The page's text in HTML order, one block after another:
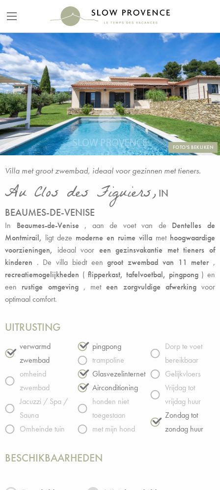
FOTO'S BEKIJKEN
Villa met groot zwembad, ideaal voor gezinnen met tieners.
Au Clos des Figuiers, IN
BEAUMES-DE-VENISE
In Beaumes-de-Venise , aan de voet van de Dentelles de
Montmirail, ligt deze moderne en ruime villa met hoogwaardige
voorzieningen, ideaal voor een gezinsvakantie met tieners of
kinderen . De villa biedt eengroot zwembad van 11 meter,
recreatiemogelijkheden (flipperkast, tafelvoetbal, pingpong) en
een rustige omgeving, meteen zorgvuldige afwerkingvoor
optimaal comfort.
UITRUSTING
verwarmd
zwembad
omheind
zwembad
Jacuzzi / Spa /
Sauna
Omheinde tuin
pingpong
trampoline
Glasvezelinternet
Airconditioning
honden niet
toegestaan
met mijn hond
Dorp te voet
bereikbaar
Gelijkvloers
Vrijdag tot
vrijdag huur
Zondag tot
zondag huur
BESCHIKBAARHEDEN